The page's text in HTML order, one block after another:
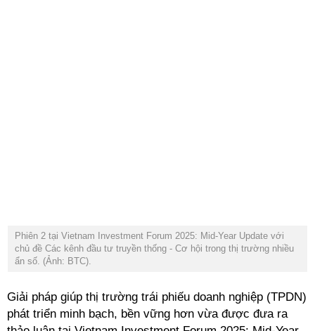
Phiên 2 tại Vietnam Investment Forum 2025: Mid-Year Update với
chủ đề Các kênh đầu tư truyền thống - Cơ hội trong thị trường nhiều
ẩn số. (Ảnh: BTC).
Giải pháp giúp thị trường trái phiếu doanh nghiệp (TPDN)
phát triển minh bạch, bền vững hơn vừa được đưa ra